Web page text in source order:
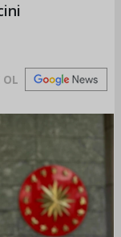
OL